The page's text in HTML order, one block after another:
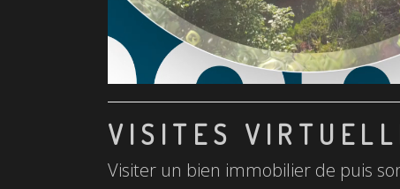
VISITES
Visiter un bien immobilier de puis